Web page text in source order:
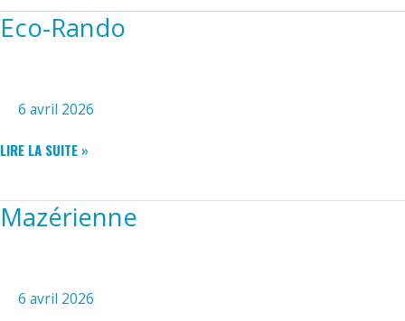
Eco-Rando
6 avril 2026
ECO-
LIRE LA SUITE »
Mazérienne
6 avril 2026